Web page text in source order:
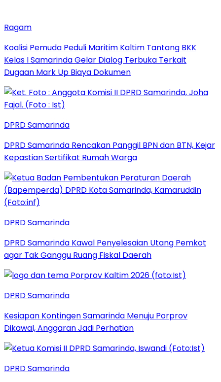
Ragam
Koalisi Pemuda Peduli Maritim Kaltim Tantang BKK
Kelas I Samarinda Gelar Dialog Terbuka Terkait
Dugaan Mark Up Biaya Dokumen
DPRD Samarinda
DPRD Samarinda Rencakan Panggil BPN dan BTN, Kejar
Kepastian Sertifikat Rumah Warga
DPRD Samarinda
DPRD Samarinda Kawal Penyelesaian Utang Pemkot
agar Tak Ganggu Ruang Fiskal Daerah
DPRD Samarinda
Kesiapan Kontingen Samarinda Menuju Porprov
Dikawal, Anggaran Jadi Perhatian
DPRD Samarinda